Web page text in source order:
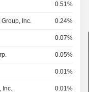
0.51%
Inc. 0.24%
0.07%
0.05%
0.01%
Inc. 0.01%